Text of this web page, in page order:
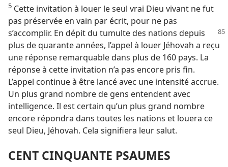
5 Cette invitation à louer le seul vrai Dieu vivant ne fut
pas préservée en vain par écrit, pour ne pas
s’accomplir. En dépit du tumulte des nations depuis
plus de quarante années, l’appel à louer Jéhovah a reçu
une réponse remarquable dans plus de 160 pays. La
réponse à cette invitation n’a pas encore pris fin.
L’appel continue à être lancé avec une intensité accrue.
Un plus grand nombre de gens entendent avec
intelligence. Il est certain qu’un plus grand nombre
encore répondra dans toutes les nations et louera ce
seul Dieu, Jéhovah. Cela signifiera leur salut.
CENT CINQUANTE PSAUMES